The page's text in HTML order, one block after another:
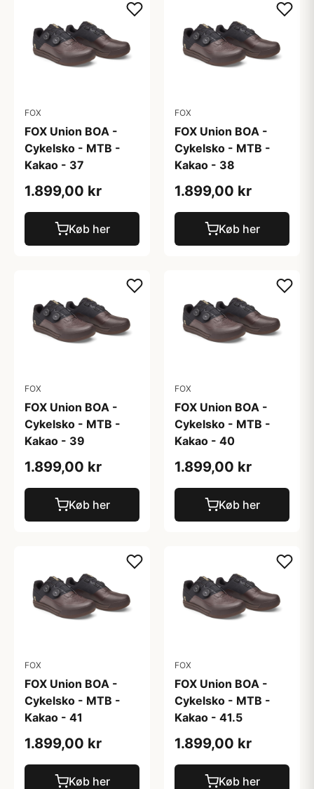
FOX
FOX Union BOA -
Cykelsko - MTB -
Kakao - 37
1.899,00 kr
Køb her
FOX
FOX Union BOA -
Cykelsko - MTB -
Kakao - 38
1.899,00 kr
Køb her
FOX
FOX Union BOA -
Cykelsko - MTB -
Kakao - 39
1.899,00 kr
Køb her
FOX
FOX Union BOA -
Cykelsko - MTB -
Kakao - 40
1.899,00 kr
Køb her
FOX
FOX Union BOA -
Cykelsko - MTB -
Kakao - 41
1.899,00 kr
Køb her
FOX
FOX Union BOA -
Cykelsko - MTB -
Kakao - 41.5
1.899,00 kr
Køb her